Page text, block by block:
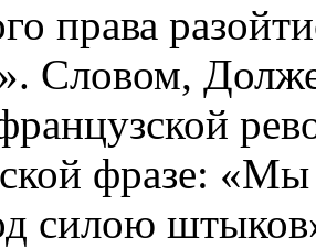
права
Словом,
фразе:
силою